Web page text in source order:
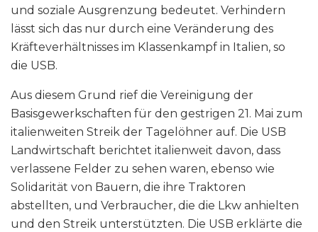
und soziale Ausgrenzung bedeutet. Verhindern
lässt sich das nur durch eine Veränderung des
Kräfteverhältnisses im Klassenkampf in Italien, so
die USB.
Aus diesem Grund rief die Vereinigung der
Basisgewerkschaften für den gestrigen 21. Mai zum
italienweiten Streik der Tagelöhner auf. Die USB
Landwirtschaft berichtet italienweit davon, dass
verlassene Felder zu sehen waren, ebenso wie
Solidarität von Bauern, die ihre Traktoren
abstellten, und Verbraucher, die die Lkw anhielten
und den Streik unterstützten. Die USB erklärte die